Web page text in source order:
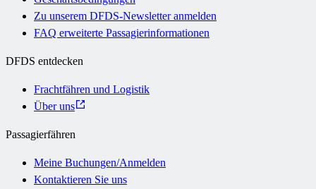
Zu unserem DFDS-Newsletter anmelden
FAQ erweiterte Passagierinformationen
DFDS entdecken
Frachtfähren und Logistik
Über uns
Passagierfähren
Meine Buchungen/Anmelden
Kontaktieren Sie uns